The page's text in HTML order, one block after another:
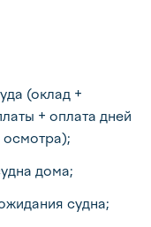
(оклад +
+ оплата дней
осмотра);
дома;
судна;